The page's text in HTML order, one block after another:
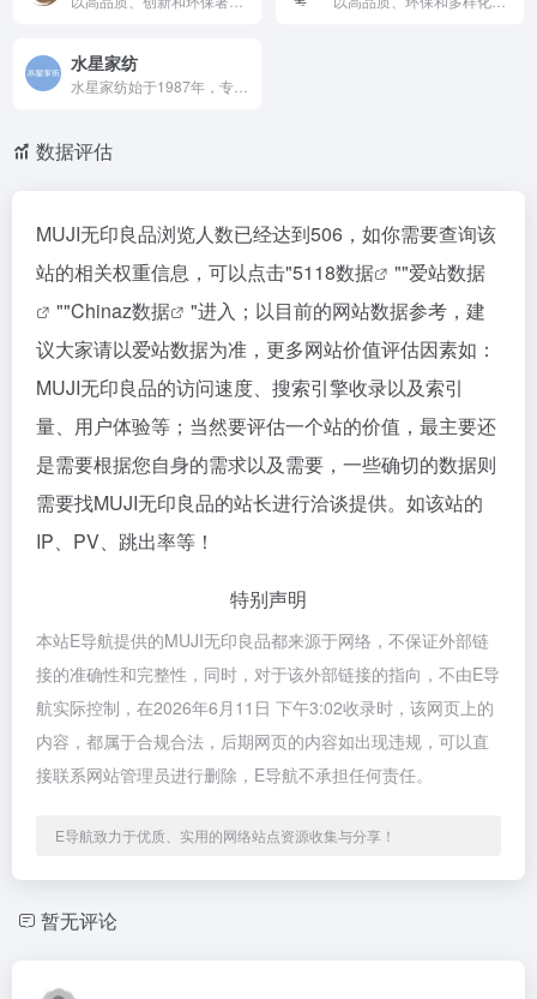
水星家纺
数据评估
MUJI无印良品浏览人数已经达到506，如你需要查询该
站的相关权重信息，可以点击"5118数据 ""爱站数据
""Chinaz数据
"进入；以目前的网站数据参考，建
议大家请以爱站数据为准，更多网站价值评估因素如：
MUJI无印良品的访问速度、搜索引擎收录以及索引
量、用户体验等；当然要评估一个站的价值，最主要还
是需要根据您自身的需求以及需要，一些确切的数据则
需要找MUJI无印良品的站长进行洽谈提供。如该站的
IP、PV、跳出率等！
特别声明
本站E导航提供的MUJI无印良品都来源于网络，不保证外部链
接的准确性和完整性，同时，对于该外部链接的指向，不由E导
航实际控制，在2026年6月11日 下午3:02收录时，该网页上的
内容，都属于合规合法，后期网页的内容如出现违规，可以直
接联系网站管理员进行删除，E导航不承担任何责任。
E导航致力于优质、实用的网络站点资源收集与分享！
暂无评论